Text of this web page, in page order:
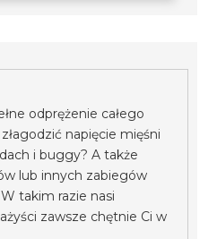
odprężenie całego
napięcie mięśni
i buggy? A także
lub innych zabiegów
takim razie nasi
zawsze chętnie Ci w